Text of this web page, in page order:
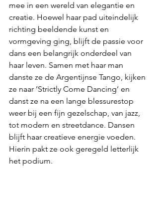
mee in een wereld van elegantie en
creatie. Hoewel haar pad uiteindelijk
richting beeldende kunst en
vormgeving ging, blijft de passie voor
dans een belangrijk onderdeel van
haar leven. Samen met haar man
danste ze de Argentijnse Tango, kijken
ze naar ‘Strictly Come Dancing’ en
danst ze na een lange blessurestop
weer bij een fijn gezelschap, van jazz,
tot modern en streetdance. Dansen
blijft haar creatieve energie voeden.
Hierin pakt ze ook geregeld letterlijk
het podium.